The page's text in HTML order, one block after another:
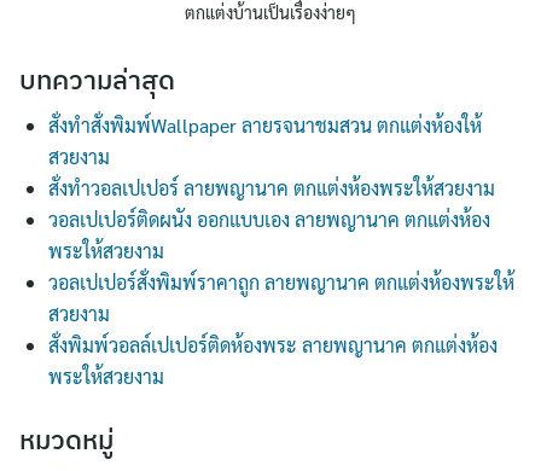
ตกแต่งบ้านเป็นเรื่องง่ายๆ
บทความล่าสุด
สั่งทำสั่งพิมพ์Wallpaper ลายรจนาชมสวน ตกแต่งห้องให้
สวยงาม
สั่งทำวอลเปเปอร์ ลายพญานาค ตกแต่งห้องพระให้สวยงาม
วอลเปเปอร์ติดผนัง ออกแบบเอง ลายพญานาค ตกแต่งห้อง
พระให้สวยงาม
วอลเปเปอร์สั่งพิมพ์ราคาถูก ลายพญานาค ตกแต่งห้องพระให้
สวยงาม
สั่งพิมพ์วอลล์เปเปอร์ติดห้องพระ ลายพญานาค ตกแต่งห้อง
พระให้สวยงาม
หมวดหมู่